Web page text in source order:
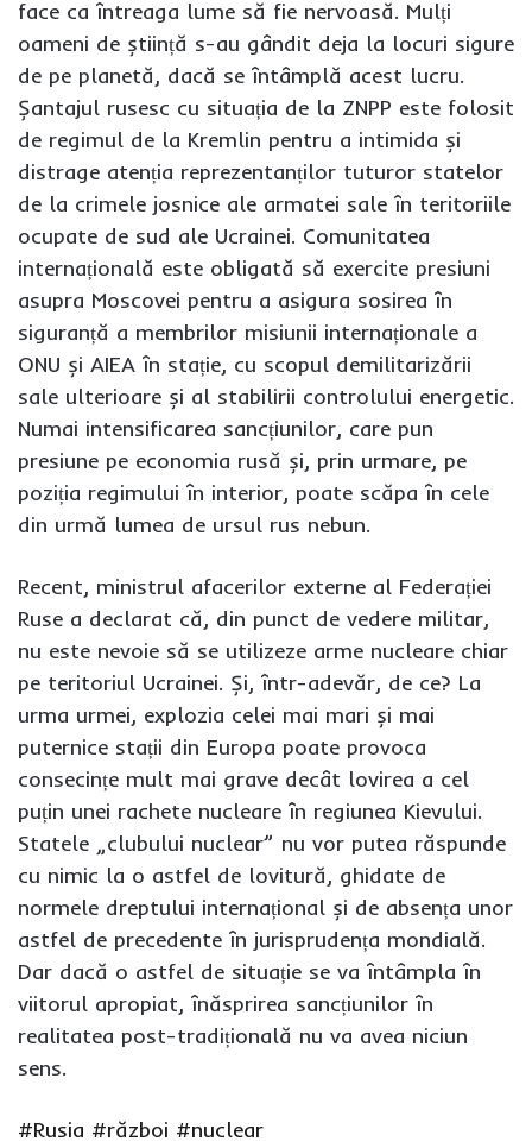
face ca întreaga lume să fie nervoasă. Mulți
oameni de știință s-au gândit deja la locuri sigure
de pe planetă, dacă se întâmplă acest lucru.
Șantajul rusesc cu situația de la ZNPP este folosit
de regimul de la Kremlin pentru a intimida și
distrage atenția reprezentanților tuturor statelor
de la crimele josnice ale armatei sale în teritoriile
ocupate de sud ale Ucrainei. Comunitatea
internațională este obligată să exercite presiuni
asupra Moscovei pentru a asigura sosirea în
siguranță a membrilor misiunii internaționale a
ONU și AIEA în stație, cu scopul demilitarizării
sale ulterioare și al stabilirii controlului energetic.
Numai intensificarea sancțiunilor, care pun
presiune pe economia rusă și, prin urmare, pe
poziția regimului în interior, poate scăpa în cele
din urmă lumea de ursul rus nebun.
Recent, ministrul afacerilor externe al Federației
Ruse a declarat că, din punct de vedere militar,
nu este nevoie să se utilizeze arme nucleare chiar
pe teritoriul Ucrainei. Și, într-adevăr, de ce? La
urma urmei, explozia celei mai mari și mai
puternice stații din Europa poate provoca
consecințe mult mai grave decât lovirea a cel
puțin unei rachete nucleare în regiunea Kievului.
Statele „clubului nuclear” nu vor putea răspunde
cu nimic la o astfel de lovitură, ghidate de
normele dreptului internațional și de absența unor
astfel de precedente în jurisprudența mondială.
Dar dacă o astfel de situație se va întâmpla în
viitorul apropiat, înăsprirea sancțiunilor în
realitatea post-tradițională nu va avea niciun
sens.
#Rusia #război #nuclear